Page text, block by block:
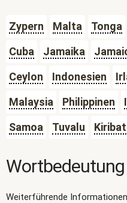
Zypern Malta Tonga
Cuba
Jamaika
Ceylon
Indonesien
Malaysia
Philippinen
Samoa
Tuvalu
Wortbedeutung
Weiterführende